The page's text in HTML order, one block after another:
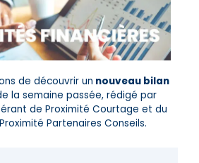
de découvrir un nouveau bilan
la semaine passée, rédigé par
de Proximité Courtage et du
Partenaires Conseils.